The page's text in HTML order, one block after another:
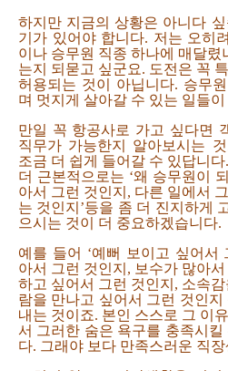
하지만 지금의 상황은 아니다
기가 있어야 합니다. 저는 오히
이나 승무원 직종 하나에 매달렸
는지 되묻고 싶군요. 도전은 꼭
허용되는 것이 아닙니다. 승무
며 멋지게 살아갈 수 있는 일들
만일 꼭 항공사로 가고 싶다면
직무가 가능한지 알아보시는
조금 더 쉽게 들어갈 수 있답니
더 근본적으로는 ‘왜 승무원이
아서 그런 것인지, 다른 일에서
는 것인지’등을 좀 더 진지하게
으시는 것이 더 중요하겠습니다.
예를 들어 ‘예뻐 보이고 싶어서
아서 그런 것인지, 보수가 많아
하고 싶어서 그런 것인지, 소속
람을 만나고 싶어서 그런 것인지
내는 것이죠. 본인 스스로 그 이
서 그러한 숨은 욕구를 충족시킬
다. 그래야 보다 만족스러운 직